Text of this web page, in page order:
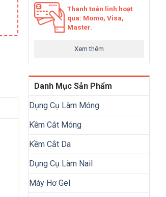
Thanh toán linh hoạt
qua: Momo, Visa,
Master.
Xem thêm
Danh Mục Sản Phẩm
Dụng Cụ Làm Móng
Kềm Cắt Móng
Kềm Cắt Da
Dụng Cụ Làm Nail
Máy Hơ Gel